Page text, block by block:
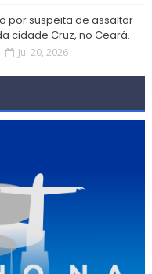
por suspeita de assaltar
cidade Cruz, no Ceará.
Jul 20, 2026